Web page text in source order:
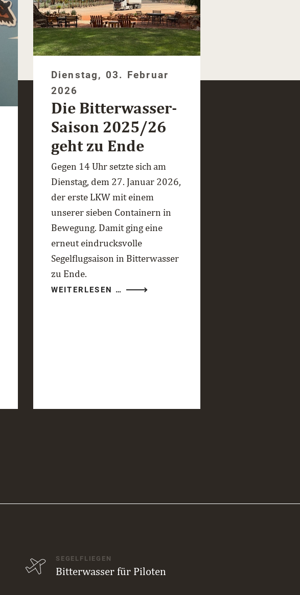
Dienstag, 03. Februar
2026
Die Bitterwasser-
Saison 2025/26
geht zu Ende
Gegen 14 Uhr setzte sich am
Dienstag, dem 27. Januar 2026,
der erste LKW mit einem
unserer sieben Containern in
Bewegung. Damit ging eine
erneut eindrucksvolle
Segelflugsaison in Bitterwasser
zu Ende.
WEITERLESEN … BITTERWASSER-
SEGELFLIEGEN
Bitterwasser für Piloten